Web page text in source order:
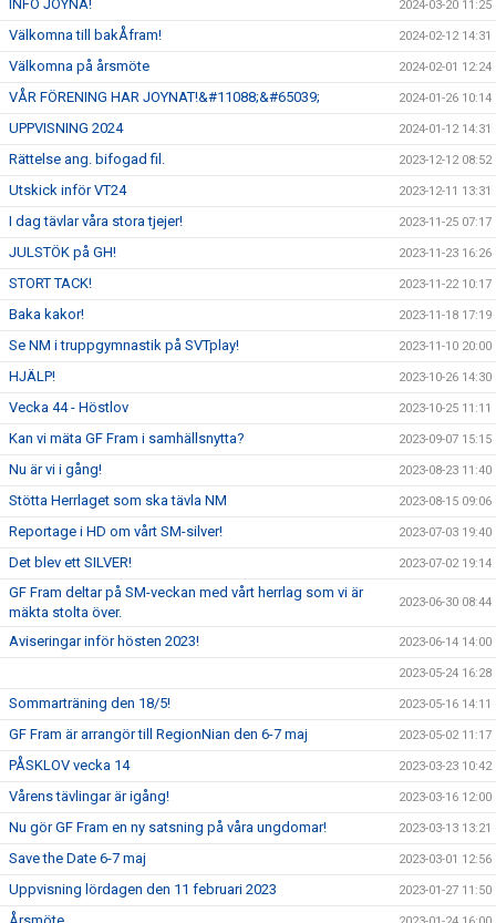
INFO JOYNA! 2024-03-20 11:25
Välkomna till bakÅfram! 2024-02-12 14:31
Välkomna på årsmöte 2024-02-01 12:24
VÅR FÖRENING HAR JOYNAT!&#11088;&#65039; 2024-01-26 10:14
UPPVISNING 2024 2024-01-12 14:31
Rättelse ang. bifogad fil. 2023-12-12 08:52
Utskick inför VT24 2023-12-11 13:31
I dag tävlar våra stora tjejer! 2023-11-25 07:17
JULSTÖK på GH! 2023-11-23 16:26
STORT TACK! 2023-11-22 10:17
Baka kakor! 2023-11-18 17:19
Se NM i truppgymnastik på SVTplay! 2023-11-10 20:00
HJÄLP! 2023-10-26 14:30
Vecka 44 - Höstlov 2023-10-25 11:11
Kan vi mäta GF Fram i samhällsnytta? 2023-09-07 15:15
Nu är vi i gång! 2023-08-23 11:40
Stötta Herrlaget som ska tävla NM 2023-08-15 09:06
Reportage i HD om vårt SM-silver! 2023-07-03 19:40
Det blev ett SILVER! 2023-07-02 19:14
GF Fram deltar på SM-veckan med vårt herrlag som vi är
mäkta stolta över.
2023-06-30 08:44
Aviseringar inför hösten 2023! 2023-06-14 14:00
2023-05-24 16:28
Sommarträning den 18/5! 2023-05-16 14:11
GF Fram är arrangör till RegionNian den 6-7 maj 2023-05-02 11:17
PÅSKLOV vecka 14 2023-03-23 10:42
Vårens tävlingar är igång! 2023-03-16 12:00
Nu gör GF Fram en ny satsning på våra ungdomar! 2023-03-13 13:21
Save the Date 6-7 maj 2023-03-01 12:56
Uppvisning lördagen den 11 februari 2023 2023-01-27 11:50
Årsmöte